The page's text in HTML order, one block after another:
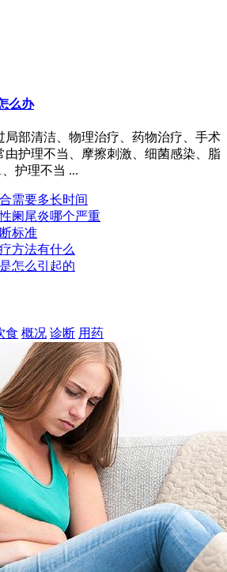
么办
局部清洁、物理治疗、药物治疗、手术
由护理不当、摩擦刺激、细菌感染、脂
护理不当 ...
需要多长时间
阑尾炎哪个严重
标准
方法有什么
怎么引起的
食 概况 诊断 用药